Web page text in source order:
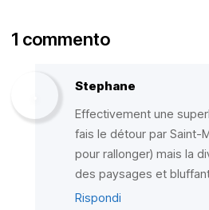
1 commento
Stephane
Effectivement une
fais le détour par Saint-
pour rallonger) mais la
des paysages et
Rispondi